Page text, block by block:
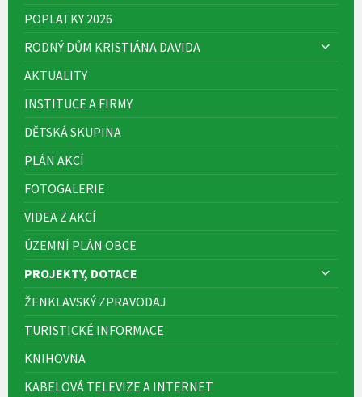
POPLATKY 2026
RODNÝ DŮM KRISTIÁNA DAVIDA
AKTUALITY
INSTITUCE A FIRMY
DĚTSKÁ SKUPINA
PLÁN AKCÍ
FOTOGALERIE
VIDEA Z AKCÍ
ÚZEMNÍ PLÁN OBCE
PROJEKTY, DOTACE
ŽENKLAVSKÝ ZPRAVODAJ
TURISTICKÉ INFORMACE
KNIHOVNA
KABELOVÁ TELEVIZE A INTERNET